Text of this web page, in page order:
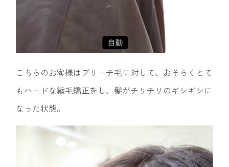
こちらのお客様はブリーチ毛に対して、おそらくとて
もハードな縮毛矯正をし、髪がチリチリのギシギシに
なった状態。